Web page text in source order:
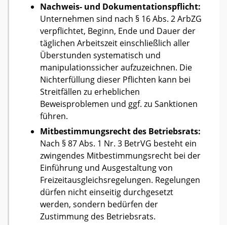
Nachweis- und Dokumentationspflicht:
Unternehmen sind nach § 16 Abs. 2 ArbZG
verpflichtet, Beginn, Ende und Dauer der
täglichen Arbeitszeit einschließlich aller
Überstunden systematisch und
manipulationssicher aufzuzeichnen. Die
Nichterfüllung dieser Pflichten kann bei
Streitfällen zu erheblichen
Beweisproblemen und ggf. zu Sanktionen
führen.
Mitbestimmungsrecht des Betriebsrats:
Nach § 87 Abs. 1 Nr. 3 BetrVG besteht ein
zwingendes Mitbestimmungsrecht bei der
Einführung und Ausgestaltung von
Freizeitausgleichsregelungen. Regelungen
dürfen nicht einseitig durchgesetzt
werden, sondern bedürfen der
Zustimmung des Betriebsrats.